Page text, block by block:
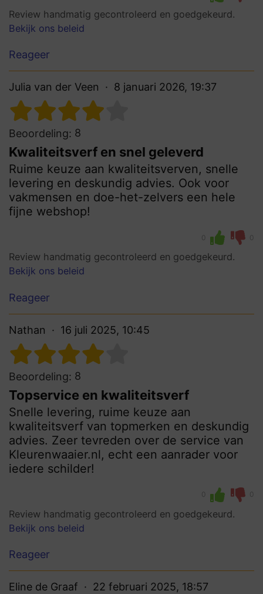
Review handmatig gecontroleerd en goedgekeurd.
Bekijk ons beleid
Reageer
Julia van der Veen 8 januari 2026, 19:37
Beoordeling: 8
Kwaliteitsverf en snel geleverd
Ruime keuze aan kwaliteitsverven, snelle
levering en deskundig advies. Ook voor
vakmensen en doe-het-zelvers een hele
fijne webshop!
0 0
Review handmatig gecontroleerd en goedgekeurd.
Bekijk ons beleid
Reageer
Nathan 16 juli 2025, 10:45
Beoordeling: 8
Topservice en kwaliteitsverf
Snelle levering, ruime keuze aan
kwaliteitsverf van topmerken en deskundig
advies. Zeer tevreden over de service van
Kleurenwaaier.nl, echt een aanrader voor
iedere schilder!
0 0
Review handmatig gecontroleerd en goedgekeurd.
Bekijk ons beleid
Reageer
Eline de Graaf 22 februari 2025, 18:57